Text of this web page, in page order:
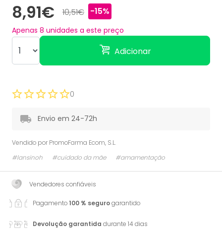
8,91€ 10,51€ -15%
Apenas 8 unidades a este preço
Adicionar
0
Envio em 24-72h
Vendido por PromoFarma Ecom, S.L.
#lansinoh
#cuidado da mãe #amamentação
Vendedores confiáveis
Pagamento100 % segurogarantido
Devolução garantida durante 14 dias